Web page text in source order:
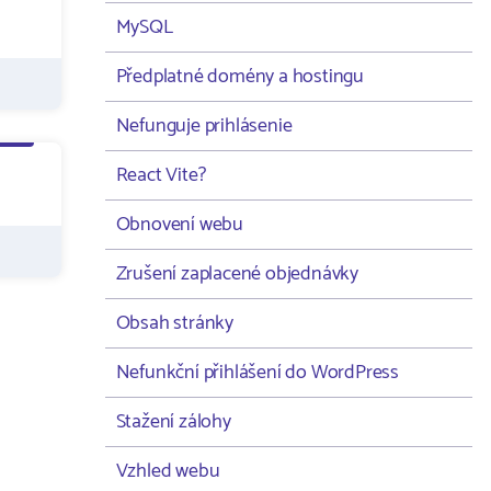
MySQL
Předplatné domény a hostingu
Nefunguje prihlásenie
React Vite?
Obnovení webu
Zrušení zaplacené objednávky
Obsah stránky
Nefunkční přihlášení do WordPress
Stažení zálohy
Vzhled webu